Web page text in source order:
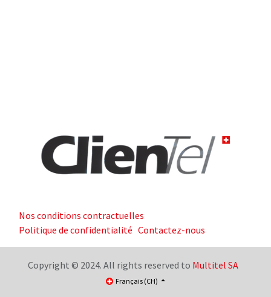
Nos conditions contractuelles
Politique de confidentialité Contactez-nous
Copyright © 2024. All rights reserved to Multitel SA
Français (CH)